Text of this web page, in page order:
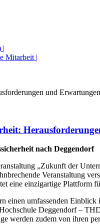
|
Mitarbeit |
und
nach Deggendorf
„Zukunft der
Veranstaltung
eine einzigartige Plattform
einen umfassenden
Deggendorf –
werden zudem von ihren